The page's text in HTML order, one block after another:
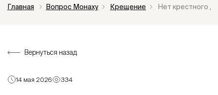
Главная Вопрос Монаху Крещение Нет крестного
Вернуться назад
14 мая 2026 334